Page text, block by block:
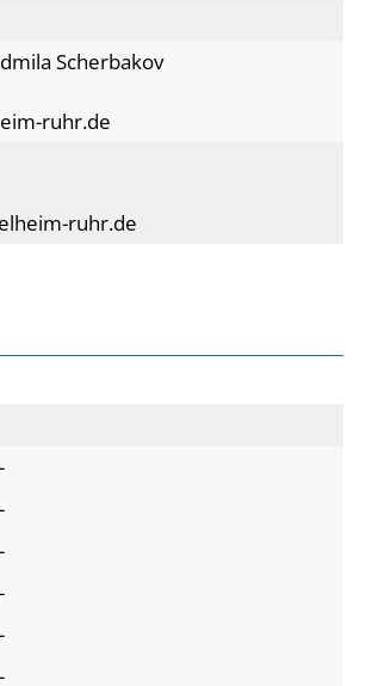
Scherbakov
ruhr.de
ruhr.de